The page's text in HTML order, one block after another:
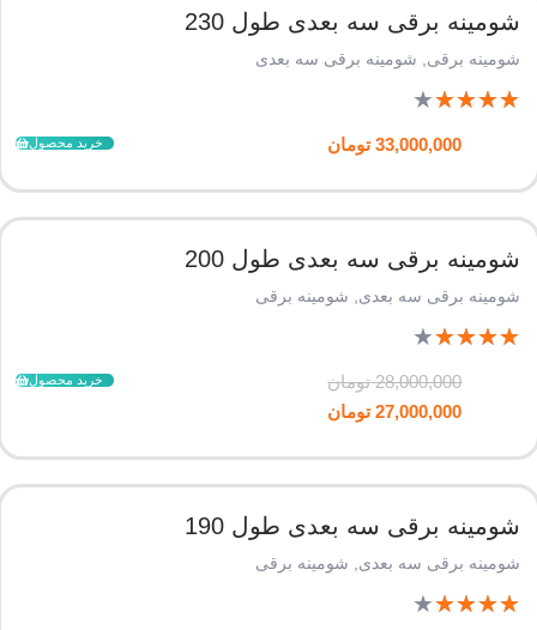
شومینه برقی سه بعدی طول 230
شومینه برقی, شومینه برقی سه بعدی
★
★
★
★
★
33,000,000 تومان خرید محصول
شومینه برقی سه بعدی طول 200
شومینه برقی سه بعدی, شومینه برقی
★
★
★
★
★
28,000,000 تومان
27,000,000 تومان
خرید محصول
شومینه برقی سه بعدی طول 190
شومینه برقی سه بعدی, شومینه برقی
★
★
★
★
★